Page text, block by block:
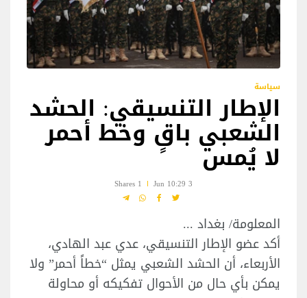
سياسة
الإطار التنسيقي: الحشد
الشعبي باقٍ وخط أحمر
لا يُمس
3 Jun 10:29
1 Shares
المعلومة/ بغداد ...
أكد عضو الإطار التنسيقي، عدي عبد الهادي،
الأربعاء، أن الحشد الشعبي يمثل “خطاً أحمر” ولا
يمكن بأي حال من الأحوال تفكيكه أو محاولة